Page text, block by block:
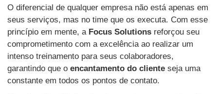
O diferencial de qualquer empresa não está apenas em
seus serviços, mas no time que os executa. Com esse
princípio em mente, a Focus Solutions reforçou seu
comprometimento com a excelência ao realizar um
intenso treinamento para seus colaboradores,
garantindo que o encantamento do cliente seja uma
constante em todos os pontos de contato.